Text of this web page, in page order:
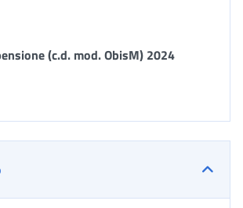
(c.d. mod. ObisM) 2024